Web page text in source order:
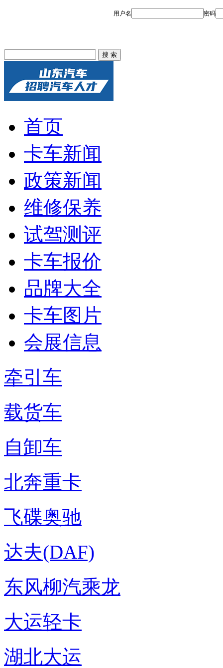
首页
卡车新闻
政策新闻
维修保养
试驾测评
卡车报价
品牌大全
卡车图片
会展信息
牵引车
载货车
自卸车
北奔重卡
飞碟奥驰
达夫(DAF)
东风柳汽乘龙
大运轻卡
湖北大运